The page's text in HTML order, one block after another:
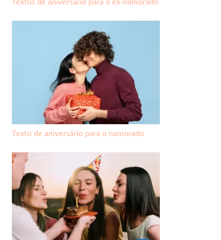
Texto de aniversário para o namorado